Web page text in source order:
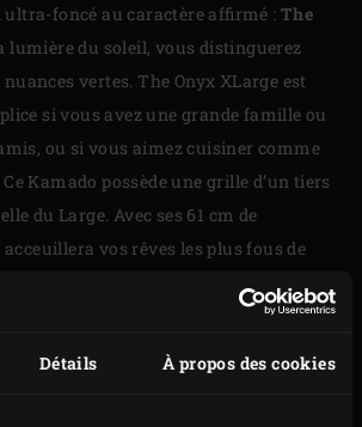
Détails À propos des cookies
foncé au caractère affirmé : The
lumière du soleil, vous distinguerez
vertes. The Onyx XLarge est
si vous avez une grande famille ou
ou si vous aimez cuisiner comme
Kamado possède une grille d’un tiers
du Large. Avec ses 61 cm de
vos rêves les plus fous de
de viande, de poissons entiers, et de
le pack attractif de The Onyx
Une offre exceptionnelle